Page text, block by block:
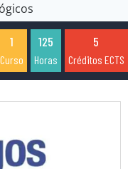
1
Curso
125
Horas
5
Créditos ECTS